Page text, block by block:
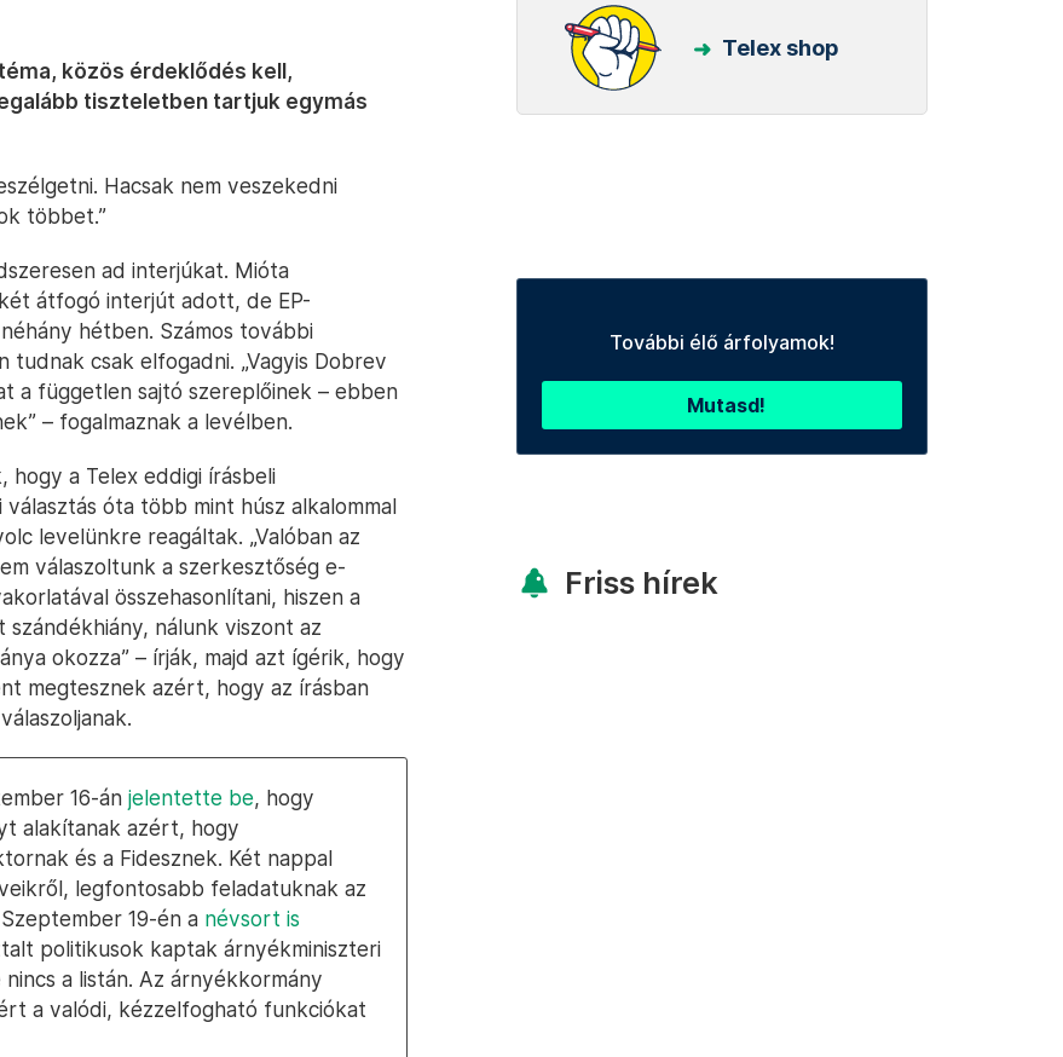
közös érdeklődés kell,
tiszteletben tartjuk egymás
Hacsak nem veszekedni
többet.”
ad interjúkat. Mióta
átfogó interjút adott, de EP-
hétben. Számos további
csak elfogadni. „Vagyis Dobrev
a független sajtó szereplőinek – ebben
– fogalmaznak a levélben.
hogy a Telex eddigi írásbeli
óta több mint húsz alkalommal
levelünkre reagáltak. „Valóban az
válaszoltunk a szerkesztőség e-
összehasonlítani, hiszen a
szándékhiány, nálunk viszont az
okozza” – írják, majd azt ígérik, hogy
megtesznek azért, hogy az írásban
16-án jelentette be, hogy
alakítanak azért, hogy
és a Fidesznek. Két nappal
legfontosabb feladatuknak az
19-én a névsort is
politikusok kaptak árnyékminiszteri
a listán. Az árnyékkormány
a valódi, kézzelfogható funkciókat
Telex shop
További élő árfolyamok!
Mutasd!
Friss hírek